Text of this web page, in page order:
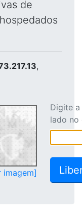
de
,
imagem]
Digite
lado no